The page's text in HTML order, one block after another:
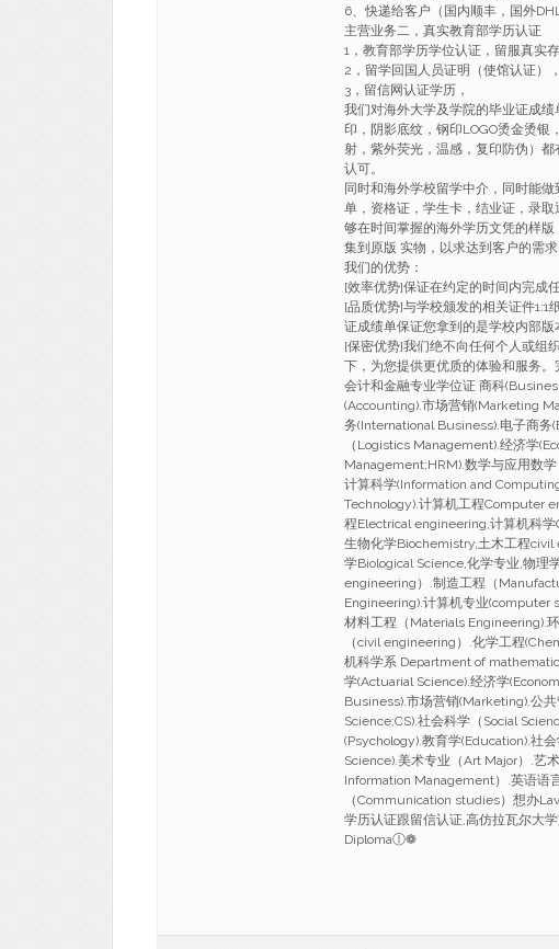
6、快递给客户（国内顺丰，国外
主营业务二，真实教育部学历认证
1，教育部学历学位认证，留服真实
2，留学回国人员证明（使馆认证）
3，留信网认证学历，
我们对海外大学及学院的毕业证成
印，阴影底纹，钢印LOGO烫金烫银
射，紫外荧光，温感，复印防伪）
认可。
同时和海外学校留学中介，同时能
单，资格证，学生卡，结业证，录
够在时间掌握的海外学历文凭的样
集到原版 实物，以求达到客户的需求
我们的优势：
[效率优势]保证在约定的时间内完成
[品质优势]与学校颁发的相关证件
证成绩单保证您拿到的是学校内部版
[保密优势]我们绝不向任何个人或组
下，为您提供更优质的体验和服务
会计和金融专业学位证 商科
(Accounting).市场营销(Marketing
务(International Business).电子商务
（Logistics Management).经济学
Management;HRM).数学与应用数
计算科学(Information and
Technology).计算机工程Computer
程Electrical engineering,计算机科
生物化学Biochemistry,土木工程
学Biological Science,化学专业,物理
engineering）.制造工程（
Engineering).计算机专业(computer
材料工程（Materials Engineering).
（civil engineering）.化学工程
机科学系 Department of
学(Actuarial Science).经济学
Business).市场营销(Marketing).公
Science;CS).社会科学（Social
(Psychology).教育学(Education).社
Science).美术专业（Art Major）.艺
Information Management）.英语语
（Communication studies）想办
学历认证跟留信认证,高仿拉瓦尔大
Diplomaⓛ❁